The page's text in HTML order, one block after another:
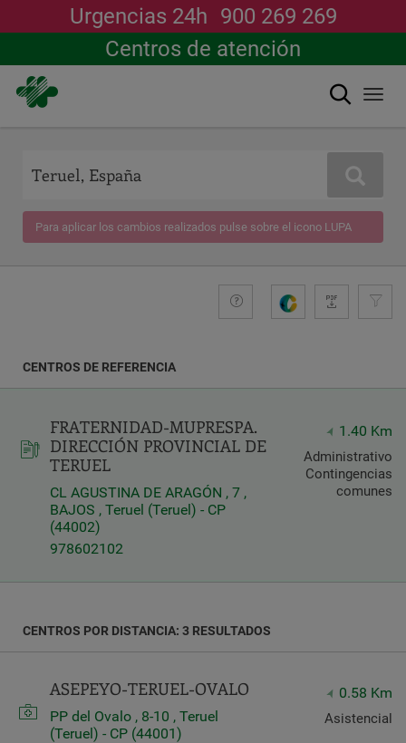
contenido
principal
Urgencias 24h 900 269 269
Centros de atención
Buscar
Buscar
Para aplicar los cambios realizados pulse sobre el icono LUPA
G
a
+compromiso
Guide
Latitud
Longitud
Distancia
Kilómetros
Servicios
CENTROS DE REFERENCIA
FRATERNIDAD-MUPRESPA.
DIRECCIÓN PROVINCIAL DE
TERUEL
CL AGUSTINA DE ARAGÓN , 7 ,
BAJOS , Teruel (Teruel) - CP
(44002)
978602102
1.40 Km
Administrativo
Contingencias
comunes
CENTROS POR DISTANCIA: 3 RESULTADOS
ASEPEYO-TERUEL-OVALO
PP del Ovalo , 8-10 , Teruel
(Teruel) - CP (44001)
0.58 Km
Asistencial